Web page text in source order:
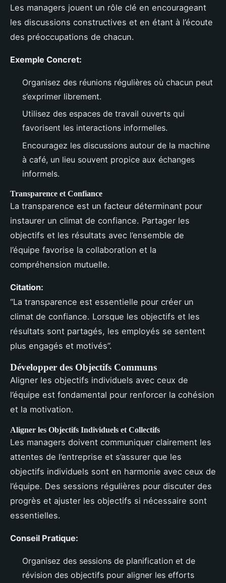
Les managers jouent un rôle clé en encourageant
les discussions constructives et en étant à l’écoute
des préoccupations de chacun.
Exemple Concret:
Organisez des réunions régulières où chacun peut
s’exprimer librement.
Utilisez des espaces de travail ouverts qui
favorisent les interactions informelles.
Encouragez les discussions autour de la machine
à café, un lieu souvent propice aux échanges
informels.
Transparence et Confiance
La transparence est un facteur déterminant pour
instaurer un climat de confiance. Partager les
objectifs et les résultats avec l’ensemble de
l’équipe favorise la collaboration et la
compréhension mutuelle.
Citation:
“La transparence est essentielle pour créer un
climat de confiance. Lorsque les objectifs et les
résultats sont partagés, les employés se sentent
plus engagés et motivés”.
Développer des Objectifs Communs
Aligner les objectifs individuels avec ceux de
l’équipe est fondamental pour renforcer la cohésion
et la motivation.
Aligner les Objectifs Individuels et Collectifs
Les managers doivent communiquer clairement les
attentes de l’entreprise et s’assurer que les
objectifs individuels sont en harmonie avec ceux de
l’équipe. Des sessions régulières pour discuter des
progrès et ajuster les objectifs si nécessaire sont
essentielles.
Conseil Pratique:
Organisez des sessions de planification et de
révision des objectifs pour aligner les efforts